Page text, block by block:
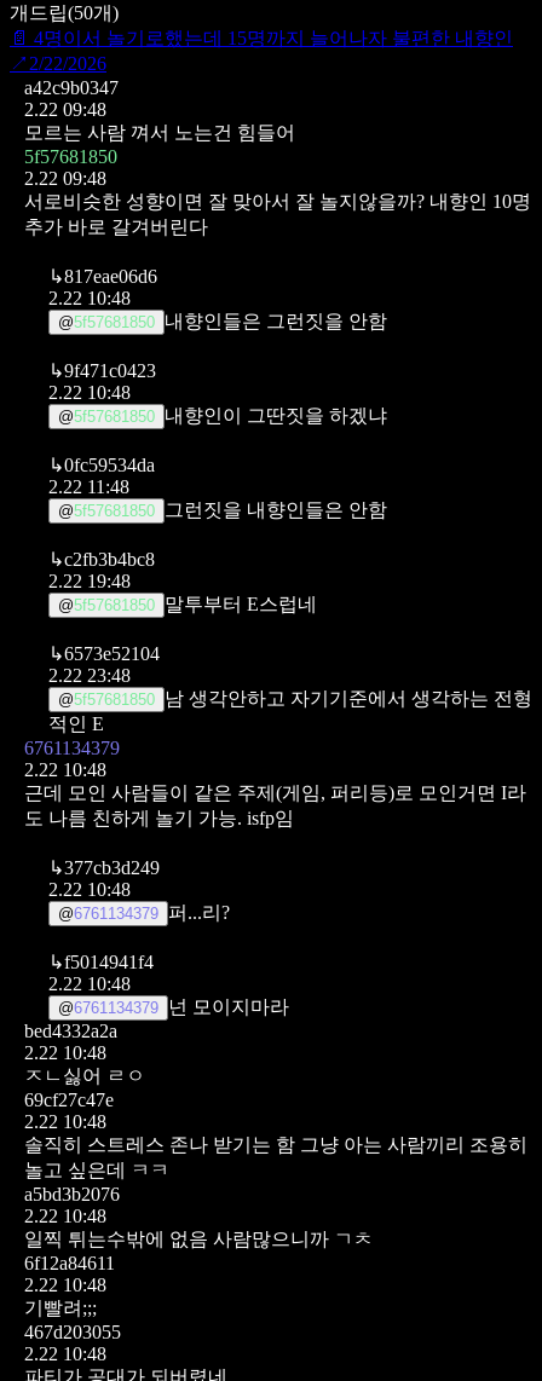
개드립(50개)
📄 4명이서 놀기로했는데 15명까지 늘어나자 불편한 내향인
↗ 2/22/2026
a42c9b0347
2.22 09:48
모르는 사람 껴서 노는건 힘들어
5f57681850
2.22 09:48
서로비슷한 성향이면 잘 맞아서 잘 놀지않을까? 내향인 10명
추가 바로 갈겨버린다
↳817eae06d6
2.22 10:48
@5f57681850 내향인들은 그런짓을 안함
↳9f471c0423
2.22 10:48
@5f57681850 내향인이 그딴짓을 하겠냐
↳0fc59534da
2.22 11:48
@5f57681850 그런짓을 내향인들은 안함
↳c2fb3b4bc8
2.22 19:48
@5f57681850 말투부터 E스럽네
↳6573e52104
2.22 23:48
@5f57681850 남 생각안하고 자기기준에서 생각하는 전형
적인 E
6761134379
2.22 10:48
근데 모인 사람들이 같은 주제(게임, 퍼리등)로 모인거면 I라
도 나름 친하게 놀기 가능. isfp임
↳377cb3d249
2.22 10:48
@6761134379 퍼...리?
↳f5014941f4
2.22 10:48
@6761134379
넌 모이지마라
bed4332a2a
2.22 10:48
ㅈㄴ싫어 ㄹㅇ
69cf27c47e
2.22 10:48
솔직히 스트레스 존나 받기는 함 그냥 아는 사람끼리 조용히
놀고 싶은데 ㅋㅋ
a5bd3b2076
2.22 10:48
일찍 튀는수밖에 없음 사람많으니까 ㄱㅊ
6f12a84611
2.22 10:48
기빨려;;;
467d203055
2.22 10:48
파티가 공대가 되버렸네...